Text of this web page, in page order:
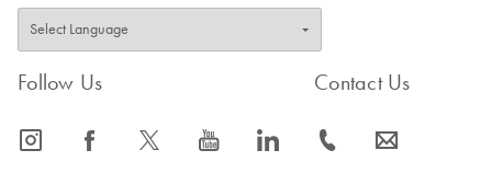
esencial en muchos experimentos. El conversor
ayuda a los investigadores a calcular la cantidad
ADNbc.
polimerasa (PCR) se utiliza para amplificar las
Follow Us
icon_0065_instagram-s icon_0064_facebook-s icon_0340_cc_gen_x-s icon_0077_youtube-s icon_0066_linkedin-s
Contact Us
icon_0072_phone-s icon_0063_envelope-s